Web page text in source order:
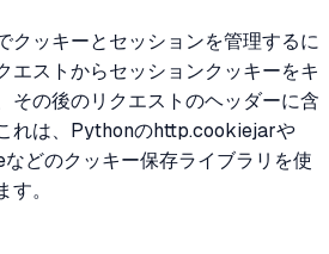
クッキーとセッションを管理するに
エストからセッションクッキーをキ
その後のリクエストのヘッダーに含
れは、Pythonのhttp.cookiejarや
どのクッキー保存ライブラリを使
。